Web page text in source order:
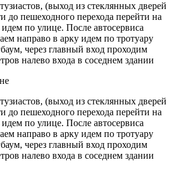
(выход из стеклянных дверей
до пешеходного перехода перейти на
по улице. После автосервиса
направо в арку идем по тротуару
через главный вход проходим
налево входа в соседнем здании
(выход из стеклянных дверей
до пешеходного перехода перейти на
по улице. После автосервиса
направо в арку идем по тротуару
через главный вход проходим
налево входа в соседнем здании